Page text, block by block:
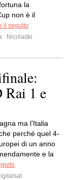
la
non è il
il seguito
Nicoladki
Rai 1 e
ma l’Italia
perché quel 4-
di un anno
e la